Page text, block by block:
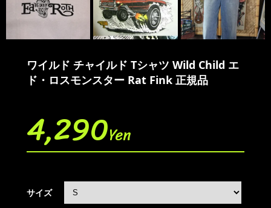
ワイルド チャイルド Tシャツ Wild Child エ
ド・ロスモンスター Rat Fink 正規品
4,290Yen
サイズ